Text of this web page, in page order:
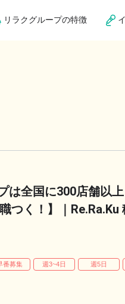
リラクグループの特徴
は全国に300店舗以
つく！】｜Re.Ra.Ku
番募集 週3~4日 週5日